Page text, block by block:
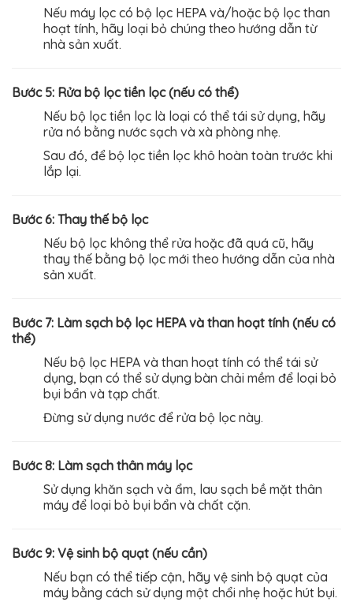
Nếu máy lọc có bộ lọc HEPA và/hoặc bộ lọc than
hoạt tính, hãy loại bỏ chúng theo hướng dẫn từ
nhà sản xuất.
Bước 5: Rửa bộ lọc tiền lọc (nếu có thể)
Nếu bộ lọc tiền lọc là loại có thể tái sử dụng, hãy
rửa nó bằng nước sạch và xà phòng nhẹ.
Sau đó, để bộ lọc tiền lọc khô hoàn toàn trước khi
lắp lại.
Bước 6: Thay thế bộ lọc
Nếu bộ lọc không thể rửa hoặc đã quá cũ, hãy
thay thế bằng bộ lọc mới theo hướng dẫn của nhà
sản xuất.
Bước 7: Làm sạch bộ lọc HEPA và than hoạt tính (nếu có
thể)
Nếu bộ lọc HEPA và than hoạt tính có thể tái sử
dụng, bạn có thể sử dụng bàn chải mềm để loại bỏ
bụi bẩn và tạp chất.
Đừng sử dụng nước để rửa bộ lọc này.
Bước 8: Làm sạch thân máy lọc
Sử dụng khăn sạch và ẩm, lau sạch bề mặt thân
máy để loại bỏ bụi bẩn và chất cặn.
Bước 9: Vệ sinh bộ quạt (nếu cần)
Nếu bạn có thể tiếp cận, hãy vệ sinh bộ quạt của
máy bằng cách sử dụng một chổi nhẹ hoặc hút bụi.